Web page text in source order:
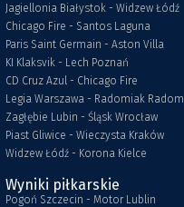
Jagiellonia Białystok - Widzew Łódź
Chicago Fire - Santos Laguna
Paris Saint Germain - Aston Villa
KI Klaksvik - Lech Poznań
CD Cruz Azul - Chicago Fire
Legia Warszawa - Radomiak Radom
Zagłębie Lubin - Śląsk Wrocław
Piast Gliwice - Wieczysta Kraków
Widzew Łódź - Korona Kielce
Wyniki piłkarskie
Pogoń Szczecin - Motor Lublin